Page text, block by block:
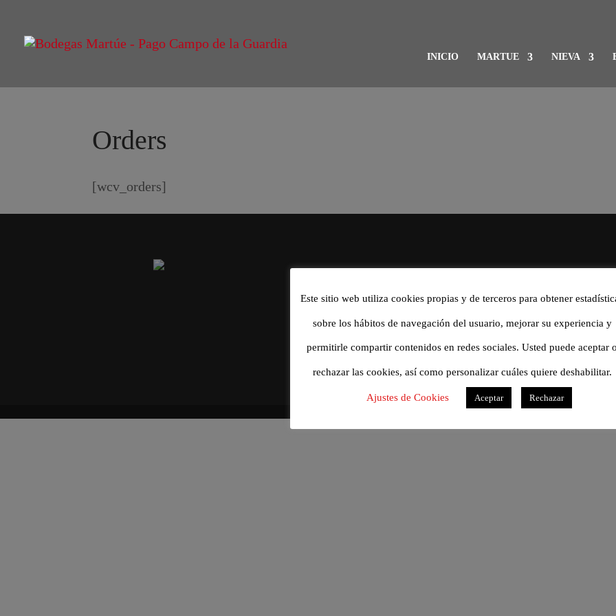
INICIO MARTUE NIEVA
Orders
[wcv_orders]
Bodegas Martúe Copyright © 2019 | Todos los derechos reservados
Política de privacidad|Aviso legal |Condiciones de compra
Este sitio web utiliza cookies propias y de terceros para obtener
sobre los hábitos de navegación del usuario, mejorar su experiencia y
permitirle compartir contenidos en redes sociales. Usted puede aceptar
rechazar las cookies, así como personalizar cuáles quiere deshabilitar.
Ajustes de Cookies Aceptar Rechazar